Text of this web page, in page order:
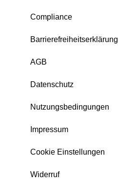
Compliance
Barrierefreiheitserklärung
AGB
Datenschutz
Nutzungsbedingungen
Impressum
Cookie Einstellungen
Widerruf